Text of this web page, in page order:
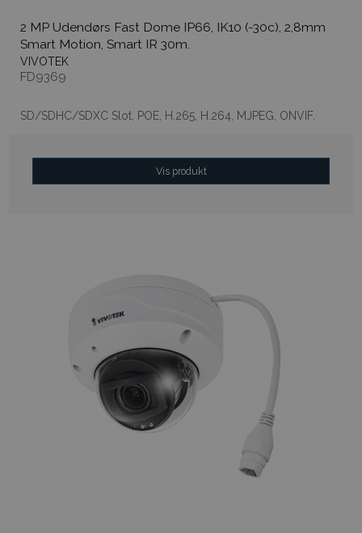
2 MP Udendørs Fast Dome IP66, IK10 (-30c), 2,8mm
Smart Motion, Smart IR 30m.
VIVOTEK
FD9369
SD/SDHC/SDXC Slot, POE, H.265, H.264, MJPEG, ONVIF.
Vis produkt